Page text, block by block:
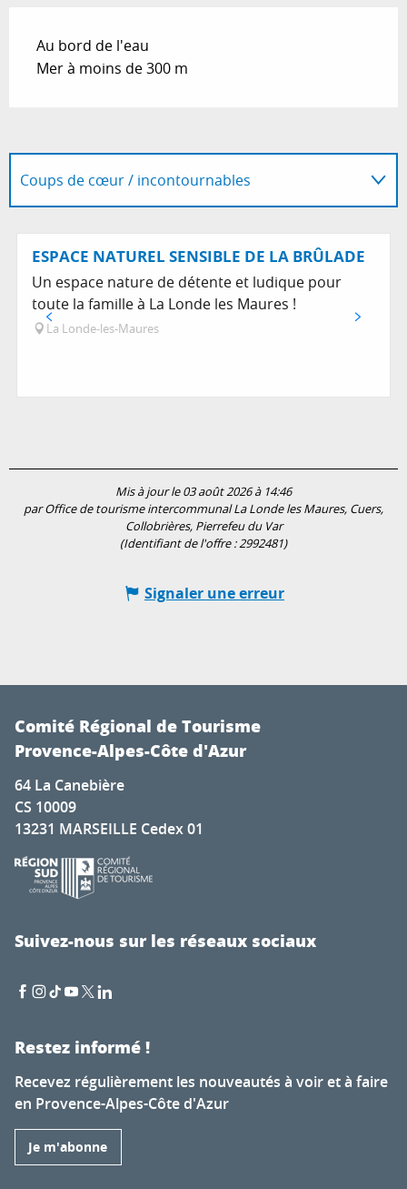
Au bord de l'eau
Mer à moins de 300 m
Coups de cœur / incontournables
Adresse utile
ESPACE NATUREL SENSIBLE DE LA BRÛLADE
Un espace nature de détente et ludique pour
toute la famille à La Londe les Maures !
La Londe-les-Maures
Mis à jour le 03 août 2026 à 14:46
par Office de tourisme intercommunal La Londe les Maures, Cuers,
Collobrières, Pierrefeu du Var
(Identifiant de l'offre :2992481)
Signaler une erreur
Comité Régional de Tourisme
Provence-Alpes-Côte d'Azur
64 La Canebière
CS 10009
13231 MARSEILLE Cedex 01
Suivez-nous sur les réseaux sociaux
Restez informé !
Recevez régulièrement les nouveautés à voir et à faire
en Provence-Alpes-Côte d'Azur
Je m'abonne